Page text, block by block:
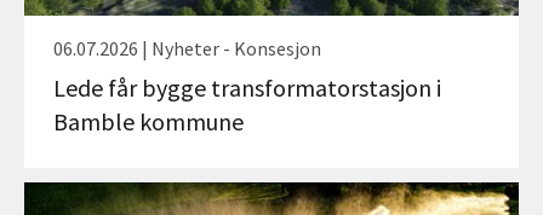
06.07.2026 | Nyheter - Konsesjon
Lede får bygge transformatorstasjon i
Bamble kommune